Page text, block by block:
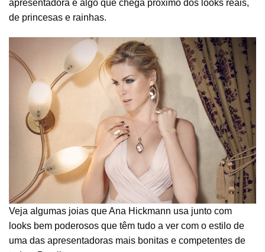
apresentadora é algo que chega próximo dos looks reais,
de princesas e rainhas.
Veja algumas joias que Ana Hickmann usa junto com
looks bem poderosos que têm tudo a ver com o estilo de
uma das apresentadoras mais bonitas e competentes de